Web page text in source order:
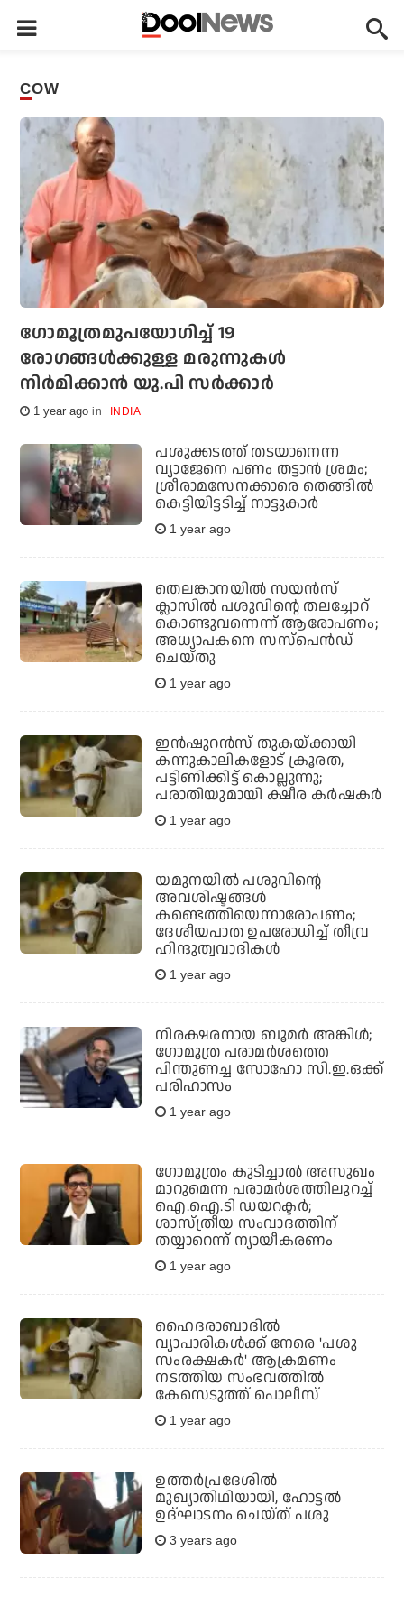
COW
ഗോമൂത്രമുപയോഗിച്ച് 19
രോഗങ്ങള്‍ക്കുള്ള മരുന്നുകള്‍
നിര്‍മിക്കാന്‍ യു.പി സര്‍ക്കാര്‍
1 year ago INDIA
പശുക്കടത്ത് തടയാനെന്ന
വ്യാജേനെ പണം തട്ടാൻ ശ്രമം;
ശ്രീരാമസേനക്കാരെ തെങ്ങിൽ
കെട്ടിയിട്ടടിച്ച് നാട്ടുകാർ
1 year ago
തെലങ്കാനയിൽ സയൻസ്
ക്ലാസിൽ പശുവിന്റെ തലച്ചോറ്
കൊണ്ടുവന്നെന്ന് ആരോപണം;
അധ്യാപകനെ സസ്‌പെൻഡ്
ചെയ്തു
1 year ago
ഇന്‍ഷുറന്‍സ് തുകയ്ക്കായി
കന്നുകാലികളോട് ക്രൂരത,
പട്ടിണിക്കിട്ട് കൊല്ലുന്നു;
പരാതിയുമായി ക്ഷീര കർഷകർ
1 year ago
യമുനയിൽ പശുവിന്റെ
അവശിഷ്ടങ്ങൾ
കണ്ടെത്തിയെന്നാരോപണം;
ദേശീയപാത ഉപരോധിച്ച് തീവ്ര
ഹിന്ദുത്വവാദികൾ
1 year ago
നിരക്ഷരനായ ബൂമർ അങ്കിൾ;
ഗോമൂത്ര പരാമർശത്തെ
പിന്തുണച്ച സോഹോ സി.ഇ.ഒക്ക്
പരിഹാസം
1 year ago
ഗോമൂത്രം കുടിച്ചാല്‍ അസുഖം
മാറുമെന്ന പരാമര്‍ശത്തിലുറച്ച്
ഐ.ഐ.ടി ഡയറക്ടര്‍;
ശാസ്ത്രീയ സംവാദത്തിന്
തയ്യാറെന്ന് ന്യായീകരണം
1 year ago
ഹൈദരാബാദിൽ
വ്യാപാരികൾക്ക് നേരെ 'പശു
സംരക്ഷകർ' ആക്രമണം
നടത്തിയ സംഭവത്തിൽ
കേസെടുത്ത് പൊലീസ്
1 year ago
ഉത്തര്‍പ്രദേശില്‍
മുഖ്യാതിഥിയായി, ഹോട്ടല്‍
ഉദ്ഘാടനം ചെയ്ത് പശു
3 years ago